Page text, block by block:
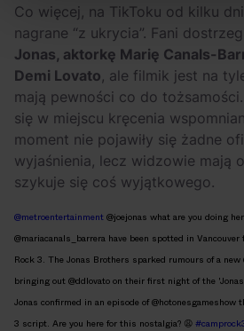
Co więcej, na TikToku od kilku
nagrane “z ukrycia”. Fani
Jonas, aktorkę Marię Canals-
Demi Lovato , ale filmik jest na
mają pewności co do tożsamości.
się w miejscu kręcenia
moment nie pojawiły się żadne
wyjaśnienia, lecz widzowie mają
szykuje się coś wyjątkowego.
@metroentertainment @joejonas what are you doing
@mariacanals_barrera have been spotted in
Rock 3. The Jonas Brothers sparked rumours of a
bringing out @ddlovato on their first night of the
Jonas confirmed in an episode of @hotonesgameshow
3 script. Are you here for this nostalgia? 😩